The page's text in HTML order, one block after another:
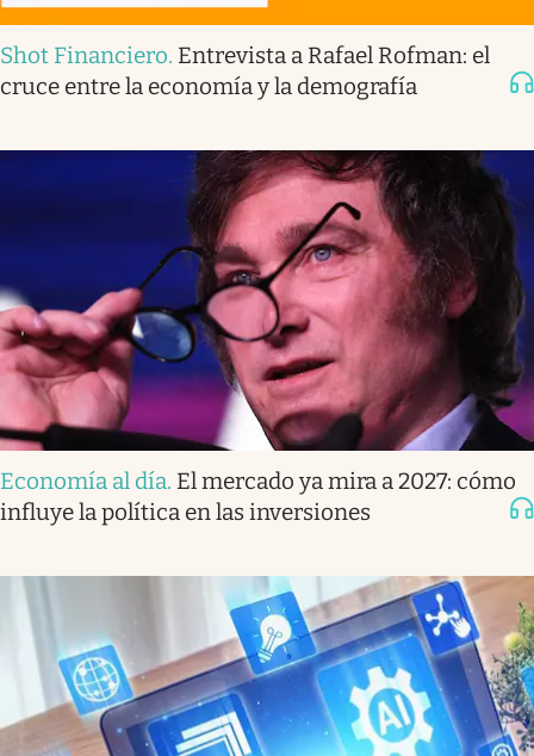
Shot Financiero. Entrevista a Rafael Rofman: el
cruce entre la economía y la demografía
Economía al día. El mercado ya mira a 2027: cómo
influye la política en las inversiones